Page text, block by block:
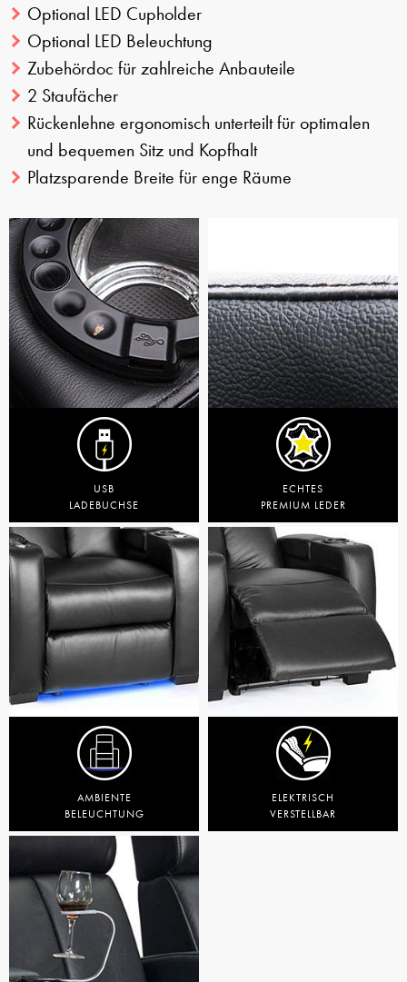
Optional LED Cupholder
Optional LED Beleuchtung
Zubehördoc für zahlreiche Anbauteile
2 Staufächer
Rückenlehne ergonomisch unterteilt für optimalen
und bequemen Sitz und Kopfhalt
Platzsparende Breite für enge Räume
USB
LADEBUCHSE
ECHTES
PREMIUM LEDER
AMBIENTE
BELEUCHTUNG
ELEKTRISCH
VERSTELLBAR